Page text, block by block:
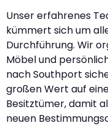
Unser erfahrenes
kümmert sich um
Durchführung. Wir
Möbel und
nach Southport
großen Wert auf
Besitztümer, damit
neuen